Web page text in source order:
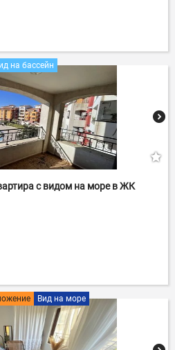
на бассейн
с видом на море в ЖК
Вид на море